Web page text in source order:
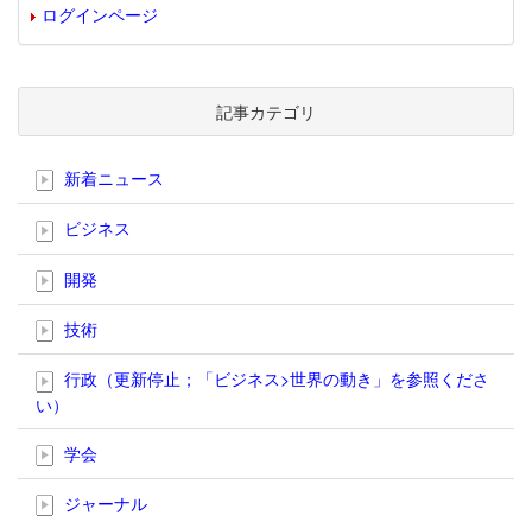
ログインページ
記事カテゴリ
新着ニュース
ビジネス
開発
技術
行政（更新停止；「ビジネス>世界の動き」を参照くださ
い）
学会
ジャーナル